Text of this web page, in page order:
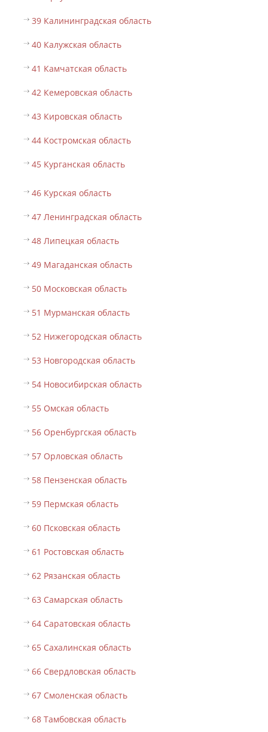
39 Калининградская область
40 Калужская область
41 Камчатская область
42 Кемеровская область
43 Кировская область
44 Костромская область
45 Курганская область
46 Курская область
47 Ленинградская область
48 Липецкая область
49 Магаданская область
50 Московская область
51 Мурманская область
52 Нижегородская область
53 Новгородская область
54 Новосибирская область
55 Омская область
56 Оренбургская область
57 Орловская область
58 Пензенская область
59 Пермская область
60 Псковская область
61 Ростовская область
62 Рязанская область
63 Самарская область
64 Саратовская область
65 Сахалинская область
66 Свердловская область
67 Смоленская область
68 Тамбовская область